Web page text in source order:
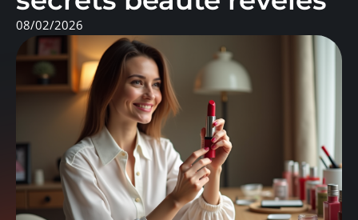
08/02/2026